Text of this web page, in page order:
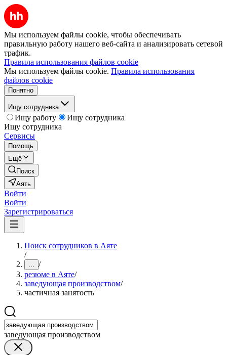
Мы используем файлы cookie, чтобы обеспечивать
правильную работу нашего веб-сайта и анализировать сетевой
трафик.
Правила использования файлов cookie
Мы используем файлы cookie. Правила использования
файлов cookie
Понятно
Ищу сотрудника
Ищу работу
Ищу сотрудника
Ищу сотрудника
Сервисы
Помощь
Ещё
Поиск
Аять
Войти
Войти
Зарегистрироваться
Поиск сотрудников в Аяте
/
... /
резюме в Аяте/
заведующая производством/
частичная занятость
заведующая производством